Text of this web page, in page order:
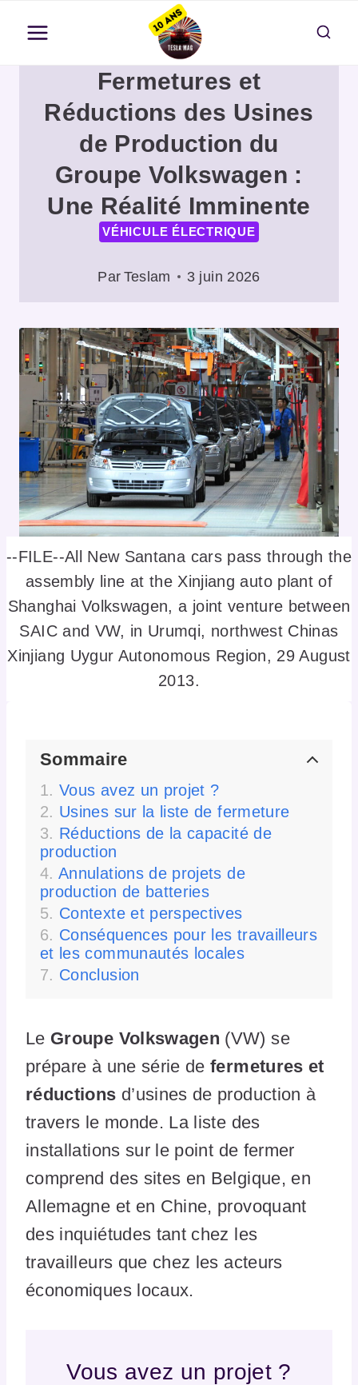
contenu
Fermetures et
Réductions des Usines
de Production du
Groupe Volkswagen :
Une Réalité Imminente
VÉHICULE ÉLECTRIQUE
Par Teslam 3 juin 2026
--FILE--All New Santana cars pass through the
assembly line at the Xinjiang auto plant of
Shanghai Volkswagen, a joint venture between
SAIC and VW, in Urumqi, northwest Chinas
Xinjiang Uygur Autonomous Region, 29 August
2013.
Sommaire
Vous avez un projet ?
Usines sur la liste de fermeture
Réductions de la capacité de
production
Annulations de projets de
production de batteries
Contexte et perspectives
Conséquences pour les travailleurs
et les communautés locales
Conclusion
Le Groupe Volkswagen (VW) se
prépare à une série defermetures et
réductions d’usines de production à
travers le monde. La liste des
installations sur le point de fermer
comprend des sites en Belgique, en
Allemagne et en Chine, provoquant
des inquiétudes tant chez les
travailleurs que chez les acteurs
économiques locaux.
Vous avez un projet ?